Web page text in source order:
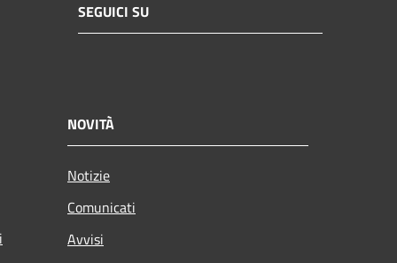
SEGUICI SU
NOVITÀ
Notizie
Comunicati
Avvisi